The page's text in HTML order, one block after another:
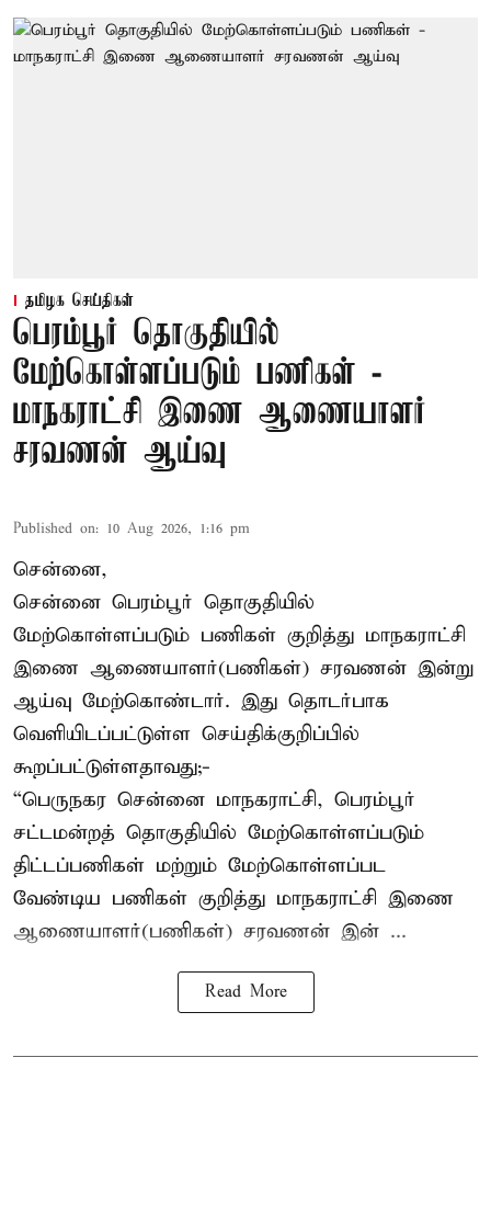
தமிழக செய்திகள்
பெரம்பூர் தொகுதியில்
மேற்கொள்ளப்படும் பணிகள் -
மாநகராட்சி இணை ஆணையாளர்
சரவணன் ஆய்வு
Published on: 10 Aug 2026, 1:16 pm
சென்னை,
சென்னை பெரம்பூர் தொகுதியில்
மேற்கொள்ளப்படும் பணிகள் குறித்து மாநகராட்சி
இணை ஆணையாளர்(பணிகள்) சரவணன் இன்று
ஆய்வு மேற்கொண்டார். இது தொடர்பாக
வெளியிடப்பட்டுள்ள செய்திக்குறிப்பில்
கூறப்பட்டுள்ளதாவது;-
“பெருநகர சென்னை மாநகராட்சி, பெரம்பூர்
சட்டமன்றத் தொகுதியில் மேற்கொள்ளப்படும்
திட்டப்பணிகள் மற்றும் மேற்கொள்ளப்பட
வேண்டிய பணிகள் குறித்து மாநகராட்சி இணை
ஆணையாளர்(பணிகள்) சரவணன் இன் ...
Read More